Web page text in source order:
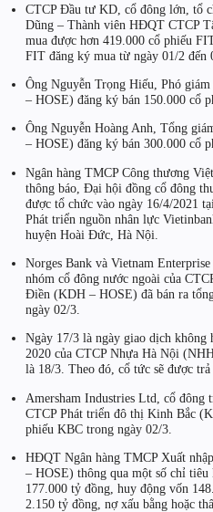
CTCP Đầu tư KD, cổ đông lớn, tổ
Dũng – Thành viên HĐQT CTCP
mua được hơn 419.000 cổ phiếu
FIT đăng ký mua từ ngày 01/2 đến
Ông Nguyễn Trọng Hiếu, Phó
– HOSE) đăng ký bán 150.000 cổ
Ông Nguyễn Hoàng Anh, Tổng
– HOSE) đăng ký bán 300.000 cổ
Ngân hàng TMCP Công thương
thông báo, Đại hội đồng cổ đông
được tổ chức vào ngày 16/4/2021
Phát triển nguồn nhân lực
huyện Hoài Đức, Hà Nội.
Norges Bank và Vietnam
nhóm cổ đông nước ngoài của
Điền (KDH – HOSE) đã bán ra
ngày 02/3.
Ngày 17/3 là ngày giao dịch không
2020 của CTCP Nhựa Hà Nội
là 18/3. Theo đó, cổ tức sẽ được
Amersham Industries Ltd, cổ đông
CTCP Phát triển đô thị Kinh Bắc
phiếu KBC trong ngày 02/3.
HĐQT Ngân hàng TMCP Xuất
– HOSE) thông qua một số chỉ
177.000 tỷ đồng, huy động vốn
2.150 tỷ đồng, nợ xấu bằng hoặc